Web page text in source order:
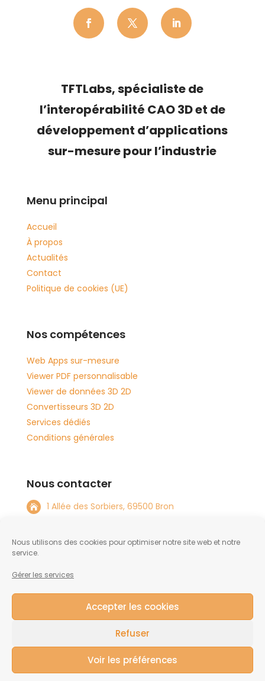
Nous utilisons des cookies pour optimiser notre site web et notre
service.
Gérer les services
Accepter les cookies
Refuser
Voir les préférences
TFTLabs, spécialiste de
l’interopérabilité CAO 3Det de
développement d’applications
sur-mesure pour l’industrie
Menu principal
Accueil
À propos
Actualités
Contact
Politique de cookies (UE)
Nos compétences
Web Apps sur-mesure
Viewer PDF personnalisable
Viewer de données 3D 2D
Convertisseurs 3D 2D
Services dédiés
Conditions générales
Nous contacter
 1 Allée des Sorbiers, 69500 Bron
 info@tftlabs.com